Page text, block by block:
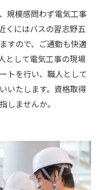
規模感問わず電気工事
くにはバスの習志野五
すので、ご通勤も快適
として電気工事の現場
トを行い、職人として
いたします。資格取得
しませんか。